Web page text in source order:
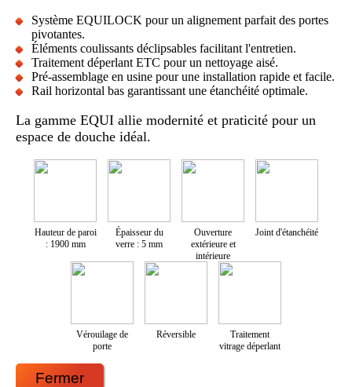
Système EQUILOCK pour un alignement parfait des portes
pivotantes.
Éléments coulissants déclipsables facilitant l'entretien.
Traitement déperlant ETC pour un nettoyage aisé.
Pré-assemblage en usine pour une installation rapide et facile.
Rail horizontal bas garantissant une étanchéité optimale.
La gamme EQUI allie modernité et praticité pour un
espace de douche idéal.
Hauteur de paroi
: 1900 mm
Épaisseur du
verre : 5 mm
Ouverture
extérieure et
intérieure
Joint d'étanchéité
Vérouilage de
porte
Réversible
Traitement
vitrage déperlant
Fermer